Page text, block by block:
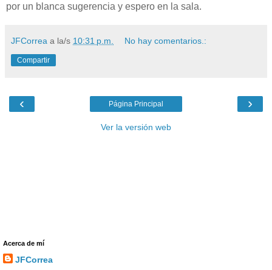
por un blanca sugerencia y espero en la sala.
JFCorrea a la/s 10:31 p.m. No hay comentarios.:
Compartir
‹ ›
Página Principal
Ver la versión web
Acerca de mí
JFCorrea